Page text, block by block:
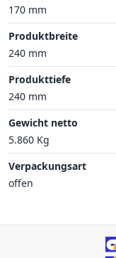
170 mm
Produktbreite
240 mm
Produkttiefe
240 mm
Gewicht netto
5.860 Kg
Verpackungsart
offen